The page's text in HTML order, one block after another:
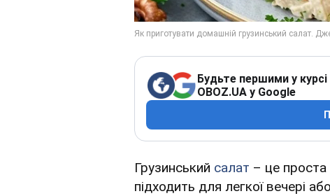
Будьте першими у
OBOZ.UA у Google
Грузинський салат – це проста
підходить для легкої вечері